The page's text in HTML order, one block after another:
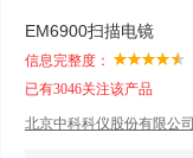
EM6900扫描电镜
信息完整度：
已有3046关注该产品
北京中科科仪股份有限公司